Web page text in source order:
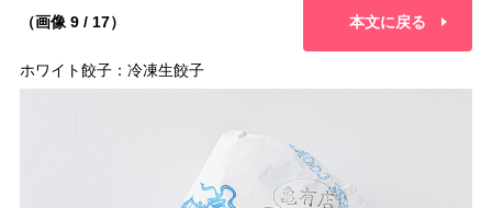
（画像 9 / 17） 本文に戻る
ホワイト餃子：冷凍生餃子